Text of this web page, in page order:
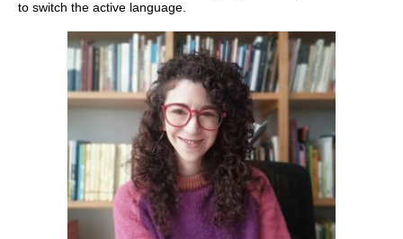
Idioma:
to switch the active language.